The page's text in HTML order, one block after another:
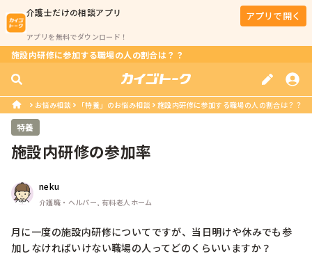
介護士だけの相談アプリ
アプリを無料でダウンロード！
アプリで開く
施設内研修に参加する職場の人の割合は？？
お悩み相談 「特養」のお悩み相談 施設内研修に参加する職場の人の割合は？？
特養
施設内研修の参加率
neku
介護職・ヘルパー, 有料老人ホーム
月に一度の施設内研修についてですが、当日明けや休みでも参
加しなければいけない職場の人ってどのくらいいますか？